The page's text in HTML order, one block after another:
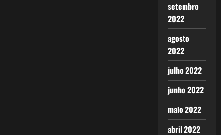
setembro
2022
agosto
2022
julho 2022
junho 2022
maio 2022
abril 2022